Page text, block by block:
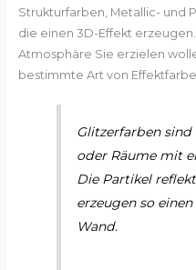
Strukturfarben, Metallic- und
die einen 3D-Effekt
Atmosphäre Sie erzielen
bestimmte Art von
Glitzerfarben
oder Räume mit
Die Partikel
erzeugen so
Wand.